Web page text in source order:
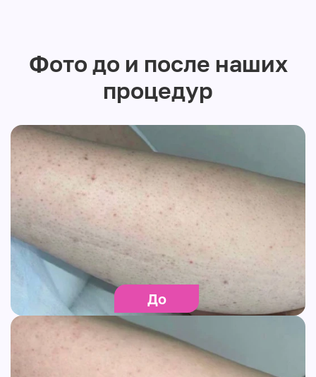
Фото до и после наших
процедур
До